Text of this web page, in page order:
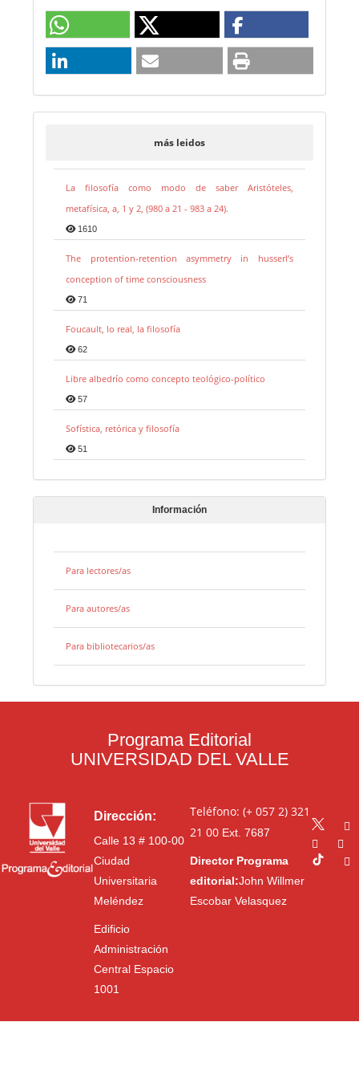
más leidos
La filosofía como modo de saber Aristóteles,
metafísica, a, 1 y 2, (980 a 21 - 983 a 24).
1610
The protention-retention asymmetry in husserl’s
conception of time consciousness
71
Foucault, lo real, la filosofía
62
Libre albedrío como concepto teológico-político
57
Sofística, retórica y filosofía
51
Información
Para lectores/as
Para autores/as
Para bibliotecarios/as
Programa Editorial
UNIVERSIDAD DEL VALLE
Dirección:
Calle 13 # 100-00
Ciudad
Universitaria
Meléndez
Edificio
Administración
Central Espacio
1001
Teléfono: (+ 057 2) 321
21 00Ext. 7687
Director Programa
editorial:John Willmer
Escobar Velasquez